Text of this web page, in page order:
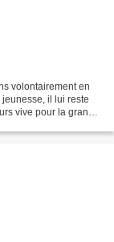
volontairement en
il lui reste
vive pour la grande